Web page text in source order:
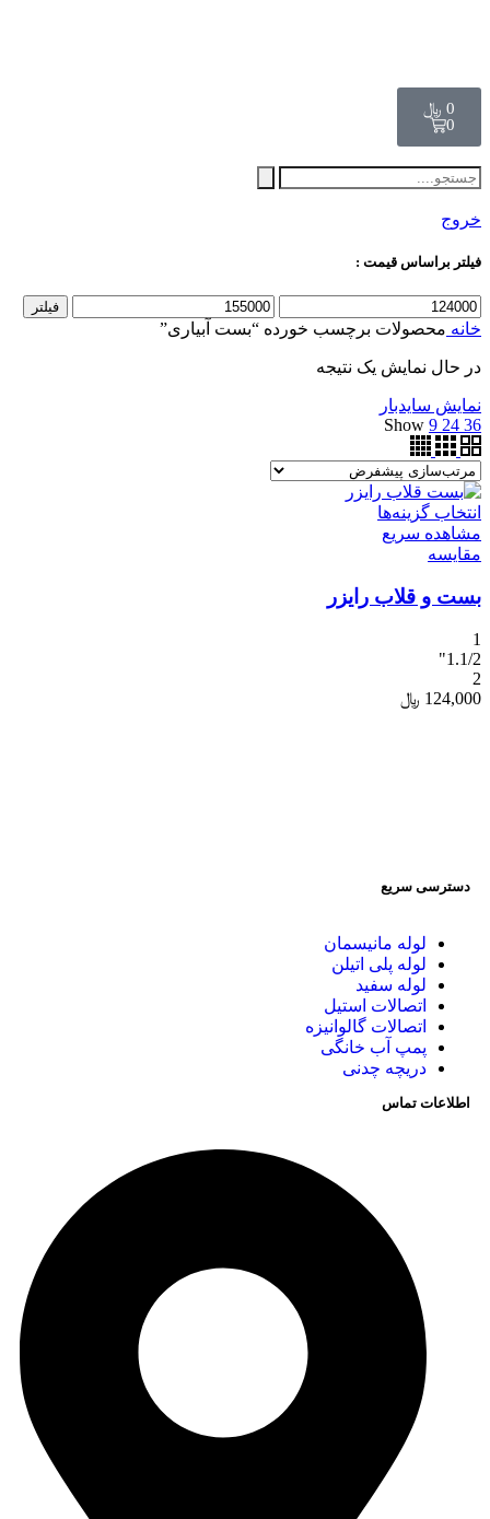
0 ﷼
0
خروج
فیلتر براساس قیمت :
فیلتر
خانه محصولات برچسب خورده “بست آبیاری”
در حال نمایش یک نتیجه
نمایش سایدبار
Show 9 24 36
انتخاب گزینه‌ها
مشاهده سریع
مقایسه
بست و قلاب رایزر
1
1.1/2"
2
124,000 ﷼
دسترسی سریع
لوله مانیسمان
لوله پلی اتیلن
لوله سفید
اتصالات استیل
اتصالات گالوانیزه
پمپ آب خانگی
دریچه چدنی
اطلاعات تماس